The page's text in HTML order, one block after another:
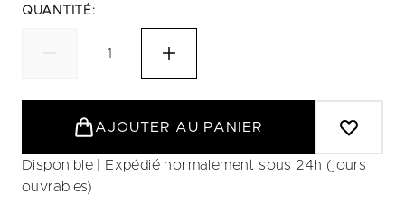
QUANTITÉ:
AJOUTER AU PANIER
Disponible | Expédié normalement sous 24h (jours
ouvrables)